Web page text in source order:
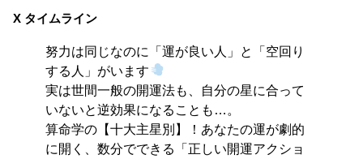
興味のある分野で、熟練を志す日。なんとなくではな
す。
X タイムライン
努力は同じなのに「運が良い人」と「空回り
する人」がいます
実は世間一般の開運法も、自分の星に合って
いないと逆効果になることも…。
算命学の【十大主星別】！あなたの運が劇的
に開く、数分でできる「正しい開運アクショ